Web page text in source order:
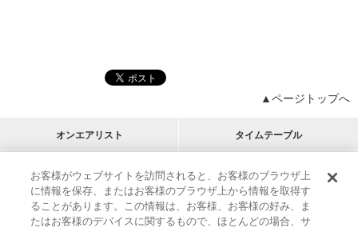
▲ページトップへ
オンエアリスト タイムテーブル
プログラムリスト チャート
アーティストリスト
M-ON!
RECOMMEND
リクエスト
お客様がウェブサイトを訪問されると、お客様のブラウザ上
に情報を保存、またはお客様のブラウザ上から情報を取得す
ることがあります。この情報は、お客様、お客様の好み、ま
たはお客様のデバイスに関するもので、ほとんどの場合、サ